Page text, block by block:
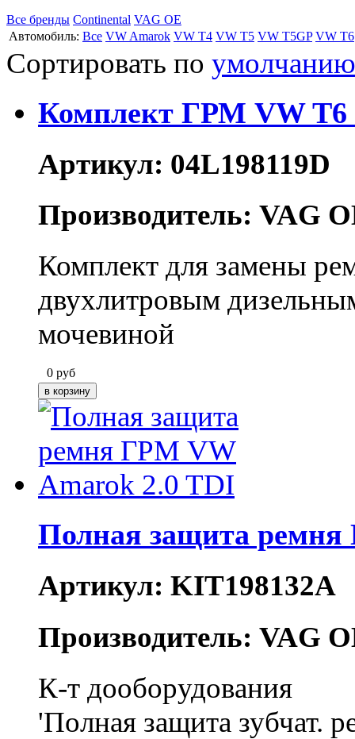
Все бренды Continental VAG OE
Автомобиль: Все VW Amarok VW T4 VW T5 VW T5GP VW T6
Сортировать по умолчанию
Комплект ГРМ VW T6
Артикул: 04L198119D
Производитель: VAG
Комплект для замены
двухлитровым
мочевиной
0 руб
Полная защита
Артикул: KIT198132A
Производитель: VAG
К-т дооборудования
'Полная защита зубчат.